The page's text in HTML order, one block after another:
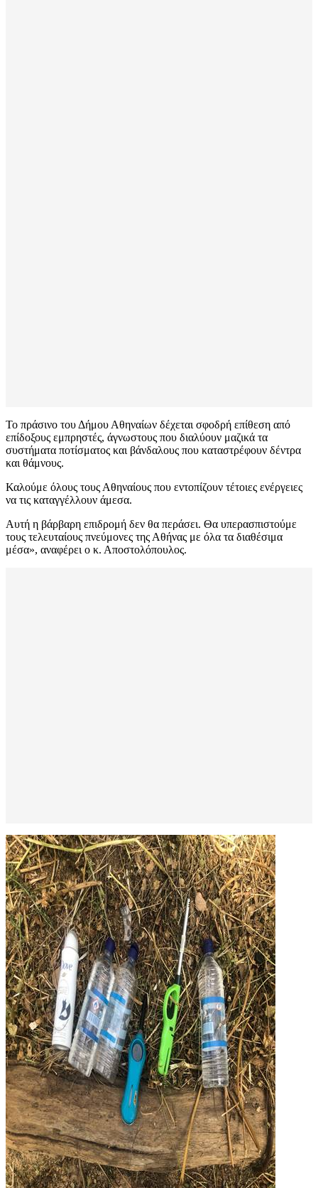
Το πράσινο του Δήμου Αθηναίων δέχεται σφοδρή επίθεση από
επίδοξους εμπρηστές, άγνωστους που διαλύουν μαζικά τα
συστήματα ποτίσματος και βάνδαλους που καταστρέφουν δέντρα
και θάμνους.
Καλούμε όλους τους Αθηναίους που εντοπίζουν τέτοιες ενέργειες
να τις καταγγέλλουν άμεσα.
Αυτή η βάρβαρη επιδρομή δεν θα περάσει. Θα υπερασπιστούμε
τους τελευταίους πνεύμονες της Αθήνας με όλα τα διαθέσιμα
μέσα», αναφέρει ο κ. Αποστολόπουλος.